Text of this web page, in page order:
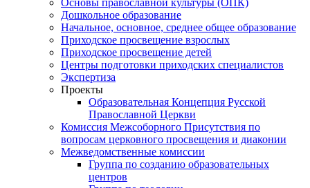
Основы православной культуры (ОПК)
Дошкольное образование
Начальное, основное, среднее общее образование
Приходское просвещение взрослых
Приходское просвещение детей
Центры подготовки приходских специалистов
Экспертиза
Проекты
Образовательная Концепция Русской
Православной Церкви
Комиссия Межсоборного Присутствия по
вопросам церковного просвещения и диаконии
Межведомственные комиссии
Группа по созданию образовательных
центров